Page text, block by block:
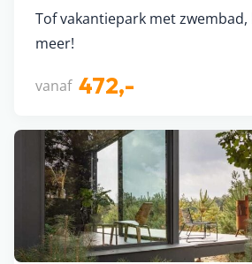
Tof vakantiepark met
meer!
vanaf 472,-